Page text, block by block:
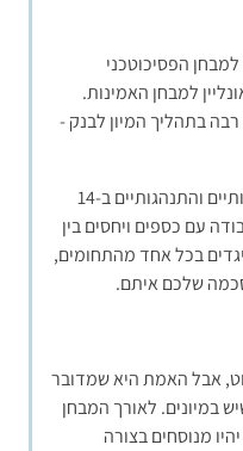
הפסיכוטכני
למבחן האמינות.
בתהליך המיון לבנק -
מבחן האמינות בוחן פרמטרים אישיותיים והתנהגותיים ב-14
עם כספים ויחסים בין
בכל אחד מהתחומים,
שלכם איתם.
אבל האמת היא שמדובר
במיונים. לאורך המבחן
מנוסחים בצורה